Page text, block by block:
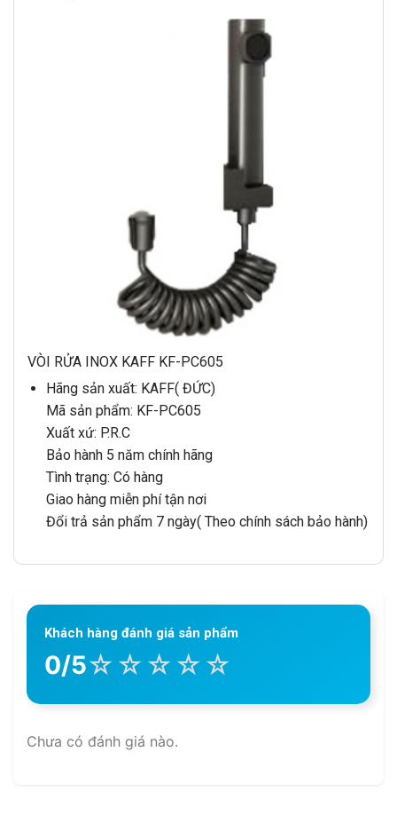
VÒI RỬA INOX KAFF KF-PC605
Hãng sản xuất: KAFF( ĐỨC)
Mã sản phẩm: KF-PC605
Xuất xứ: P.R.C
Bảo hành 5 năm chính hãng
Tình trạng: Có hàng
Giao hàng miễn phí tận nơi
Đổi trả sản phẩm 7 ngày( Theo chính sách bảo hành)
Khách hàng đánh giá sản phẩm
0/5☆ ☆ ☆ ☆ ☆
Chưa có đánh giá nào.